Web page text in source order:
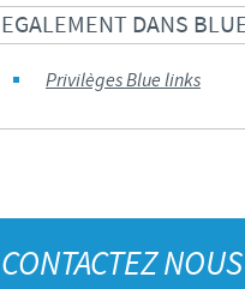
EGALEMENT DANS
Privilèges Blue links
CONTACTEZ NOUS